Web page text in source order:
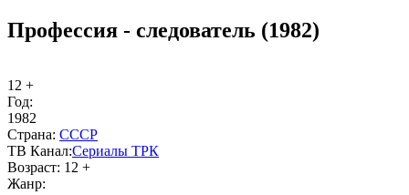
Профессия - следователь (1982)
12 +
Год:
1982
Стра­на: СССР
ТВ Ка­нал:Се­риа­лы ТРК
Воз­раст: 12 +
Жанр: